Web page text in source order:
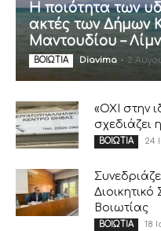
Η ποιότητα των
ακτές των Δήμων
Μαντουδίου –
ΒΟΙΩΤΙΑ Diavima - 2
«ΟΧΙ στην
σχεδιάζει
ΒΟΙΩΤΙΑ 24
Βοιωτίας
ΒΟΙΩΤΙΑ 18